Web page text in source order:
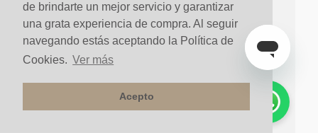
de brindarte un mejor servicio y garantizar
una grata experiencia de compra. Al seguir
navegando estás aceptando la Política de
Cookies. Ver más
Acepto